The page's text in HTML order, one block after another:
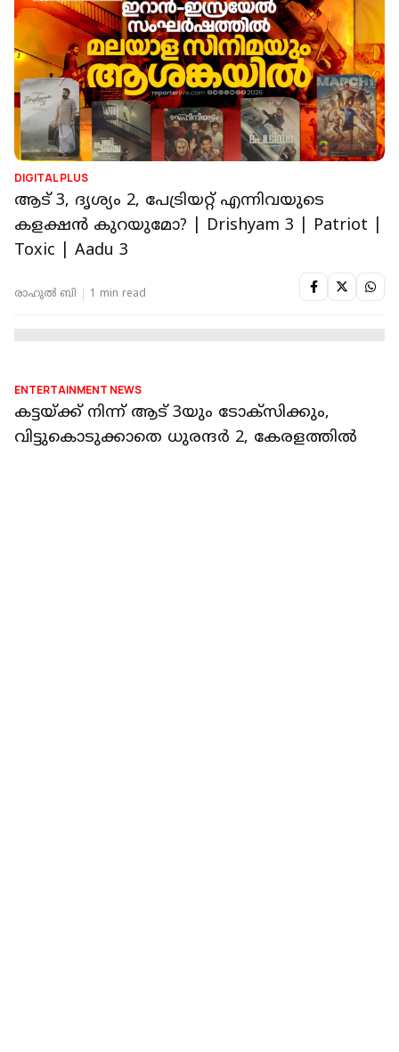
അങ്ങനെ സ്‌കൂളില്‍ നിന്ന് പുറത്തായി'; ഭഗത്
മാനുവേല്‍
റിപ്പോർട്ടർ നെറ്റ്‌വര്‍ക്ക്‌ 2 min read
എത്തുന്നു
റിപ്പോർട്ടർ നെറ്റ്‌വര്‍ക്ക്‌